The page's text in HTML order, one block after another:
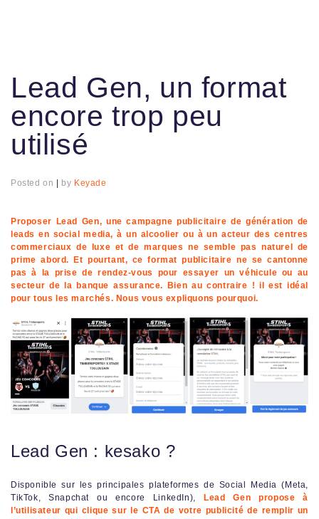
Lead Gen, un format
encore trop peu
utilisé
Posted on by Keyade
Proposer Lead Gen, une campagne publicitaire de génération de
leads en social media, à un alcoolier ou à un acteur des centres
commerciaux de luxe et de marques ne semble pas naturel de
prime abord. Et pourtant, ce format publicitaire ne se cantonne
pas à la prise de rendez-vous pour essayer un véhicule ou au
secteur de la banque assurance. Bien au contraire ! il est idéal
pour tous les marchés. Nous vous expliquons pourquoi.
Lead Gen : kesako ?
Disponible sur les principales plateformes de Social Media (Meta,
TikTok, Snapchat ou encore LinkedIn),
Lead Gen propose à
l’utilisateur qui clique sur le CTA de votre publicité de remplir un